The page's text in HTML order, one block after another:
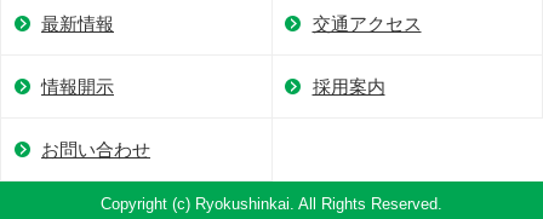
最新情報 交通アクセス
情報開示 採用案内
お問い合わせ
Copyright (c) Ryokushinkai. All Rights Reserved.